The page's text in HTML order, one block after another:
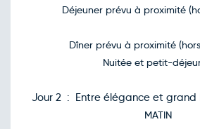
Déjeuner prévu à proximité
Dîner prévu à proximité
Nuitée et petit-
Jour 2 : Entre élégance et grand
MATIN